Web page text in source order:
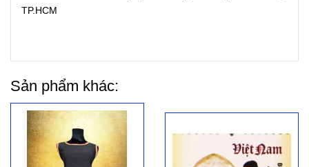
TP.HCM
Sản phẩm khác: